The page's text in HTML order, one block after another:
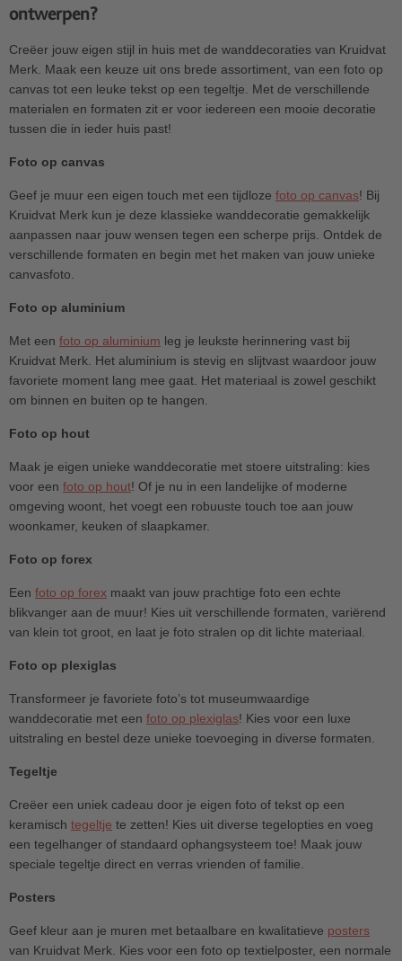
ontwerpen?
Creëer jouw eigen stijl in huis met de wanddecoraties van Kruidvat
Merk. Maak een keuze uit ons brede assortiment, van een foto op
canvas tot een leuke tekst op een tegeltje. Met de verschillende
materialen en formaten zit er voor iedereen een mooie decoratie
tussen die in ieder huis past!
Foto op canvas
Geef je muur een eigen touch met een tijdloze foto op canvas! Bij
Kruidvat Merk kun je deze klassieke wanddecoratie gemakkelijk
aanpassen naar jouw wensen tegen een scherpe prijs. Ontdek de
verschillende formaten en begin met het maken van jouw unieke
canvasfoto.
Foto op aluminium
Met een foto op aluminium leg je leukste herinnering vast bij
Kruidvat Merk. Het aluminium is stevig en slijtvast waardoor jouw
favoriete moment lang mee gaat. Het materiaal is zowel geschikt
om binnen en buiten op te hangen.
Foto op hout
Maak je eigen unieke wanddecoratie met stoere uitstraling: kies
voor een foto op hout! Of je nu in een landelijke of moderne
omgeving woont, het voegt een robuuste touch toe aan jouw
woonkamer, keuken of slaapkamer.
Foto op forex
Een foto op forex maakt van jouw prachtige foto een echte
blikvanger aan de muur! Kies uit verschillende formaten, variërend
van klein tot groot, en laat je foto stralen op dit lichte materiaal.
Foto op plexiglas
Transformeer je favoriete foto’s tot museumwaardige
wanddecoratie met een foto op plexiglas! Kies voor een luxe
uitstraling en bestel deze unieke toevoeging in diverse formaten.
Tegeltje
Creëer een uniek cadeau door je eigen foto of tekst op een
keramisch tegeltje te zetten! Kies uit diverse tegelopties en voeg
een tegelhanger of standaard ophangsysteem toe! Maak jouw
speciale tegeltje direct en verras vrienden of familie.
Posters
Geef kleur aan je muren met betaalbare en kwalitatieve posters
van Kruidvat Merk. Kies voor een foto op textielposter, een normale